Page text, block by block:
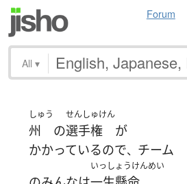
Forum
All ▾
しゅう
州 の
せんしゅけん
選手権
が
かかっているので、 チーム
いっしょうけんめい